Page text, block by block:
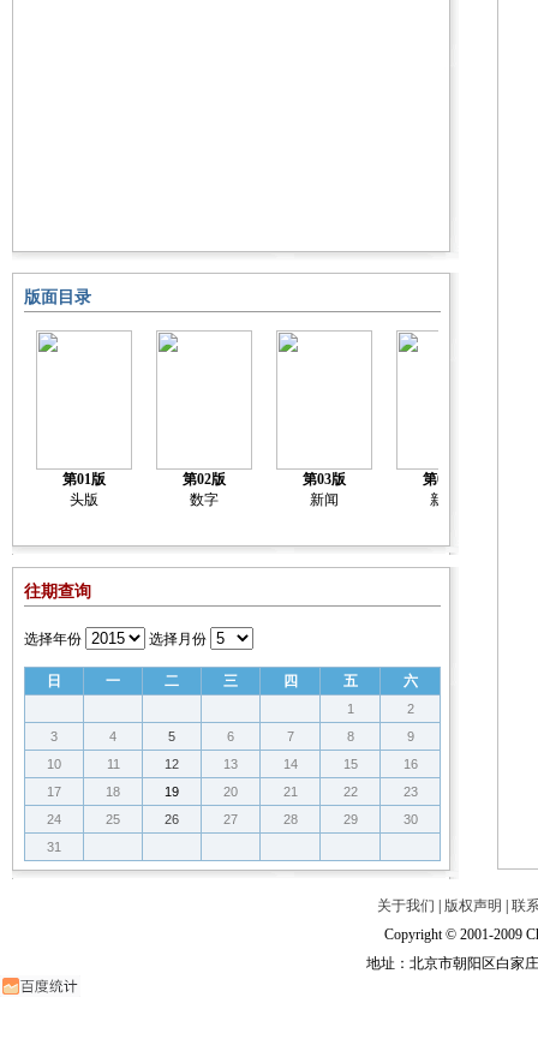
版面目录
第01版
头版
第02版
数字
第03版
新闻
第04版
新闻
往期查询
选择年份 选择月份
日 一 二 三 四 五 六
1
2
3
4 5 6 7 8
9
10
11 12 13 14 15
16
17
18 19 20 21 22
23
24
25 26 27 28 29
30
31
关于我们 版权声明
联
Copyright © 2001-2009
地址：北京市朝阳区白家